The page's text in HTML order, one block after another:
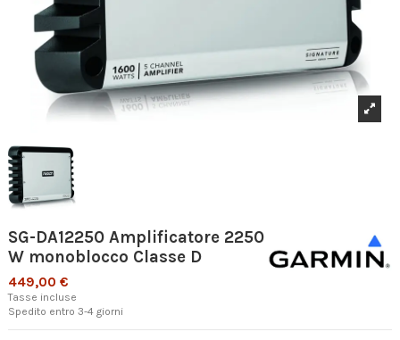
SG-DA12250 Amplificatore 2250
W monoblocco Classe D
449,00 €
Tasse incluse
Spedito entro 3-4 giorni